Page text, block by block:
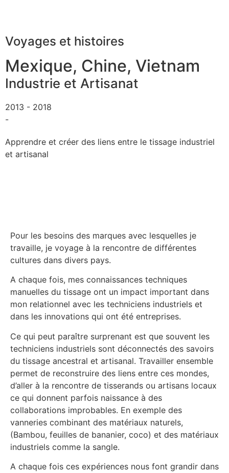
Voyages et histoires
Mexique, Chine, Vietnam
Industrie et Artisanat
2013 - 2018
-
Apprendre et créer des liens entre le tissage industriel
et artisanal
Pour les besoins des marques avec lesquelles je
travaille, je voyage à la rencontre de différentes
cultures dans divers pays.
A chaque fois, mes connaissances techniques
manuelles du tissage ont un impact important dans
mon relationnel avec les techniciens industriels et
dans les innovations qui ont été entreprises.
Ce qui peut paraître surprenant est que souvent les
techniciens industriels sont déconnectés des savoirs
du tissage ancestral et artisanal. Travailler ensemble
permet de reconstruire des liens entre ces mondes,
d’aller à la rencontre de tisserands ou artisans locaux
ce qui donnent parfois naissance à des
collaborations improbables. En exemple des
vanneries combinant des matériaux naturels,
(Bambou, feuilles de bananier, coco) et des matériaux
industriels comme la sangle.
A chaque fois ces expériences nous font grandir dans